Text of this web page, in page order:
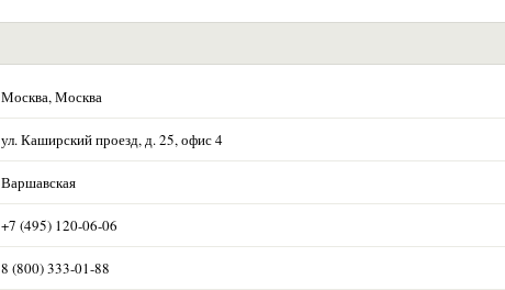
Москва, Москва
ул. Каширский проезд, д. 25, офис 4
Варшавская
+7 (495) 120-06-06
8 (800) 333-01-88